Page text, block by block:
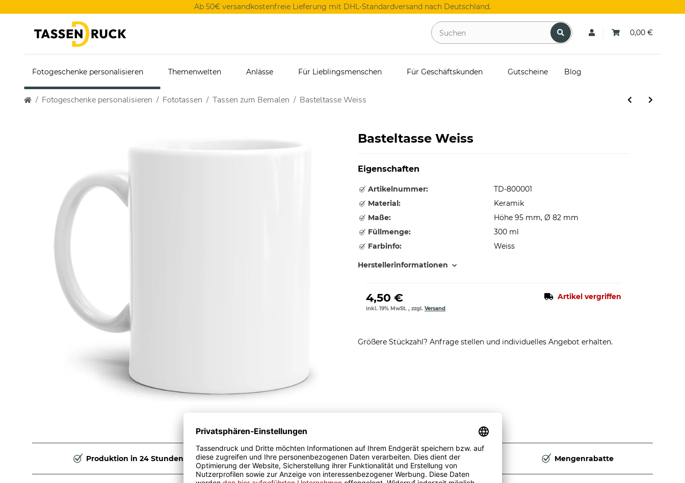
Ab 50€ versandkostenfreie Lieferung mit DHL-Standardversand nach Deutschland.
0,00 €
Fotogeschenke personalisieren Themenwelten Anlässe Für Lieblingsmenschen Für Geschäftskunden Gutscheine Blog
Fotogeschenke personalisieren Fototassen Tassen zum Bemalen Basteltasse Weiss
Basteltasse Weiss
Eigenschaften
Artikelnummer:
TD-800001
Material:
Keramik
Maße:
Höhe 95 mm, Ø 82 mm
Füllmenge:
300 ml
Farbinfo:
Weiss
Herstellerinformationen
4,50 € Artikel vergriffen
inkl. 19% MwSt. , zzgl. Versand
Größere Stückzahl? Anfrage stellen und individuelles Angebot erhalten.
Produktion in 24 Stunden Sicherer Kauf Auf Rechnung Produktion in Deutschland Mengenrabatte